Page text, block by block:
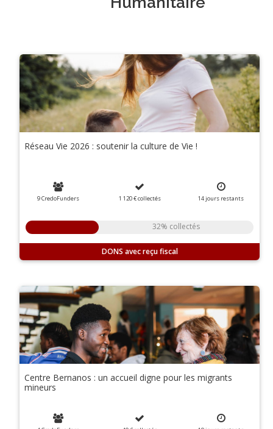
Réseau Vie 2026 : soutenir la culture de Vie !
9 CredoFunders 1 120 €collectés 14jours restants
32% collectés
DONS
Centre Bernanos : un accueil digne pour les migrants
mineurs